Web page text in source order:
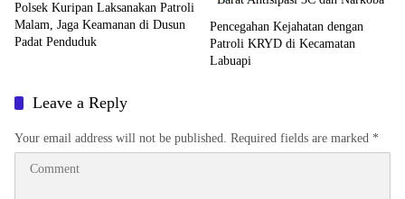
Polsek Kuripan Laksanakan Patroli
Malam, Jaga Keamanan di Dusun
Padat Penduduk
Pencegahan Kejahatan dengan
Patroli KRYD di Kecamatan
Labuapi
Leave a Reply
Your email address will not be published. Required fields are marked *